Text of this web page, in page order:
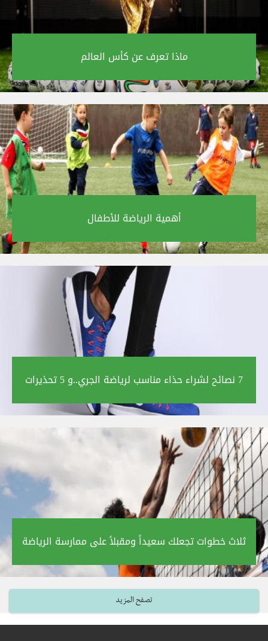
ماذا تعرف عن كأس العالم‎
أهمية الرياضة للأطفال‎
7 نصائح لشراء حذاء مناسب لرياضة الجري..و 5 تحذيرات‎
ثلاث خطوات تجعلك سعيداً ومقبلاً على ممارسة الرياضة‎
تصفح المزيد